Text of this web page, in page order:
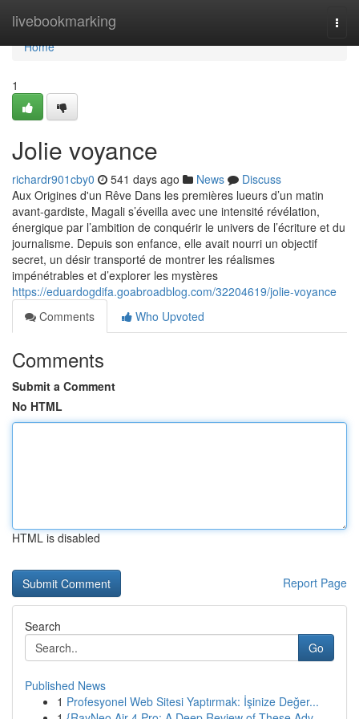
livebookmarking
Home
Home
1
Jolie voyance
richardr901cby0 541 days ago News
Discuss
Aux Origines d'un Rêve Dans les premières lueurs d’un matin
avant-gardiste, Magali s’éveilla avec une intensité révélation,
énergique par l’ambition de conquérir le univers de l’écriture et du
journalisme. Depuis son enfance, elle avait nourri un objectif
secret, un désir transporté de montrer les réalismes
impénétrables et d’explorer les mystères
https://eduardogdifa.goabroadblog.com/32204619/jolie-voyance
Comments
Who Upvoted
Comments
Submit a Comment
No HTML
HTML is disabled
Report Page
Search
Go
Published News
1 Profesyonel Web Sitesi Yaptırmak: İşinize Değer...